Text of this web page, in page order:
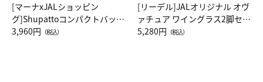
[マーナxJALショッピン
グ]Shupattoコンパクトバッグ
Drop JAL客室乗務員（LC）ス
3,960円 （税込）
[リーデル]JALオリジナル オヴ
ァチュア ワイングラス2脚セッ
ト（レッドワイン）
5,280円 （税込）